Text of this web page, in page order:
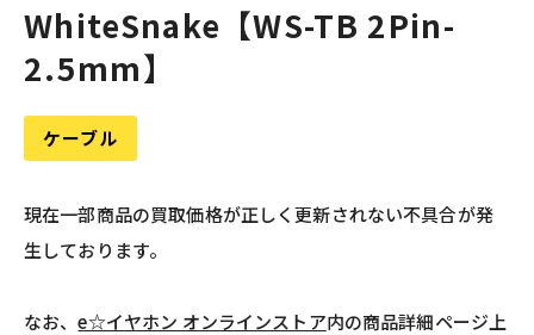
WhiteSnake【WS-TB 2Pin-
2.5mm】
ケーブル
現在一部商品の買取価格が正しく更新されない不具合が発
生しております。
なお、e☆イヤホン オンラインストア内の商品詳細ページ上